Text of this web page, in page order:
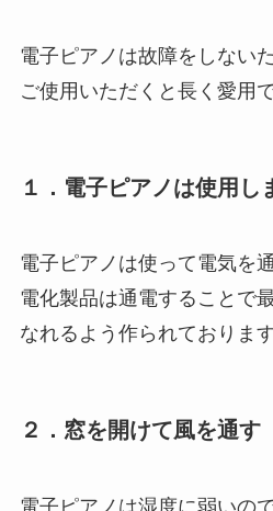
電子ピアノは故障をしない
ご使用いただくと長く愛用
１．電子ピアノは使用し
電子ピアノは使って電気を
電化製品は通電することで
なれるよう作られております
２．窓を開けて風を通す
電子ピアノは湿度に弱いの